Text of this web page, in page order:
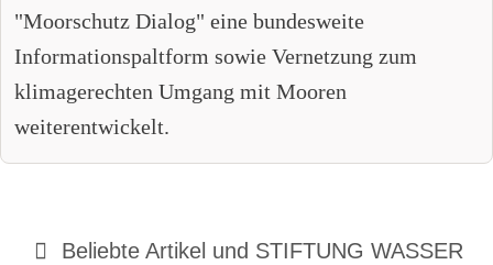
"Moorschutz Dialog" eine bundesweite
Informationspaltform sowie Vernetzung zum
klimagerechten Umgang mit Mooren
weiterentwickelt.
Beliebte Artikel und STIFTUNG WASSER